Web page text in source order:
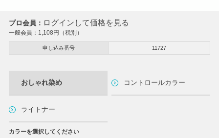
プロ会員： ログインして価格を見る
一般会員： 1,108円（税別）
申し込み番号 11727
カラーを選択してください
おしゃれ染め コントロールカラー
ライトナー